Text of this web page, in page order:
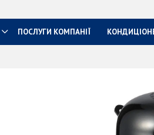
ПОСЛУГИ КОМПАНІЇ